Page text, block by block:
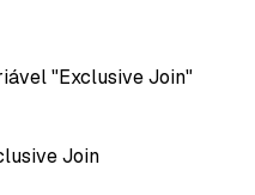
"Exclusive Join"